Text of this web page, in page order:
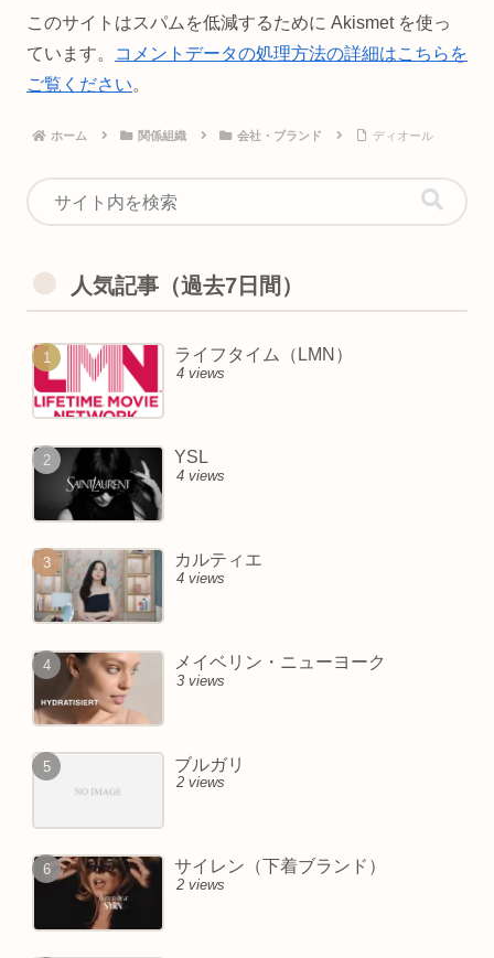
このサイトはスパムを低減するために Akismet を使っ
ています。
コメントデータの処理方法の詳細はこちらを
ご覧ください。
ホーム 関係組織 会社・ブランド ディオール
人気記事（過去7日間）
ライフタイム（LMN）
4 views
YSL
4 views
カルティエ
4 views
メイベリン・ニューヨーク
3 views
ブルガリ
2 views
サイレン（下着ブランド）
2 views